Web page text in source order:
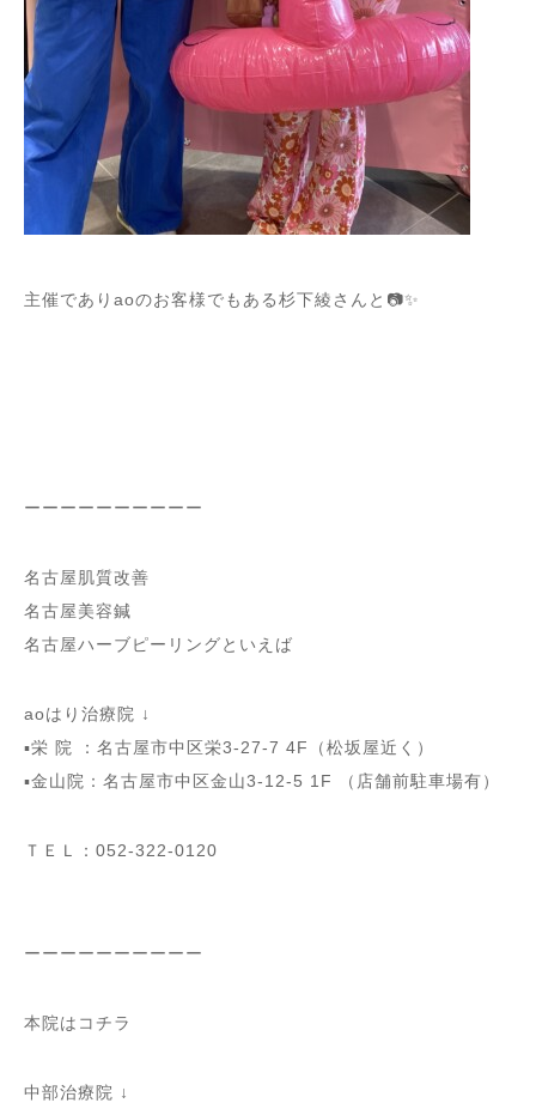
主催でありaoのお客様でもある杉下綾さんと 📷✨
ーーーーーーーーーー
名古屋肌質改善
名古屋美容鍼
名古屋ハーブピーリングといえば
aoはり治療院 ↓
▪️栄 院 ：名古屋市中区栄3-27-7 4F（松坂屋近く）
▪️金山院：名古屋市中区金山3-12-5 1F （店舗前駐車場有）
ＴＥＬ：052-322-0120
ーーーーーーーーーー
本院はコチラ
中部治療院 ↓